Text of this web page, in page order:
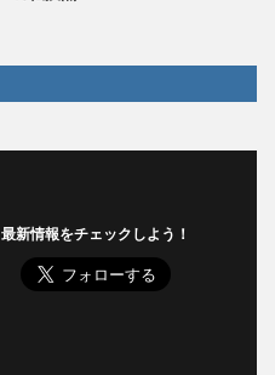
最新情報をチェックしよう！